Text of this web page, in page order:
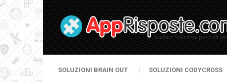
SOLUZIONI BRAIN OUT SOLUZIONI CODYCROSS